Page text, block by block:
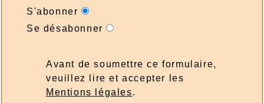
S'abonner
Se désabonner
Avant de soumettre ce formulaire,
veuillez lire et accepter les
Mentions légales.